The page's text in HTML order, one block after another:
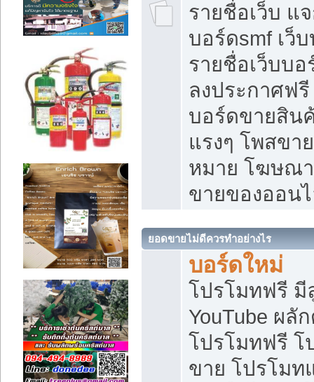
รายชื่อเว็บ แ
บอร์ดsmf เว็
รายชื่อเว็บบ
ลงประกาศฟรี
บอร์ดขายสิน
แรงๆ โพสขา
หมาย โฆษณ
ขายของออน
ยอดขายไม่ดีควรทำอย่างไร
บอร์ดใหม่
โปรโมทฟรี มี
YouTube ผลั
โปรโมทฟรี โ
ขาย โปรโมท